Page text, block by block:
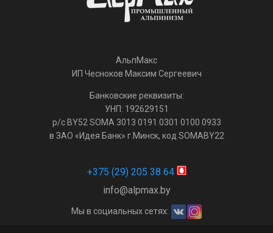
АльпМакс
ИП Чесноков Максим Сергеевич
Банковские реквизиты:
УНП: 192629151
р/с BY52 SOMA 3013 0191 0301 0100 0933
в ЗАО «Идея Банк» г.Минск, код SOMABY22
+375 (29) 205 38 64
info@alpmax.by
Мы в социальных сетях: